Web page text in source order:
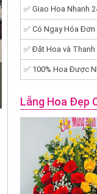
✅ Giao Hoa Nhanh
✅ Có Ngay Hóa
✅ Đặt Hoa và
✅ 100% Hoa Được
Lẵng Hoa Đẹp